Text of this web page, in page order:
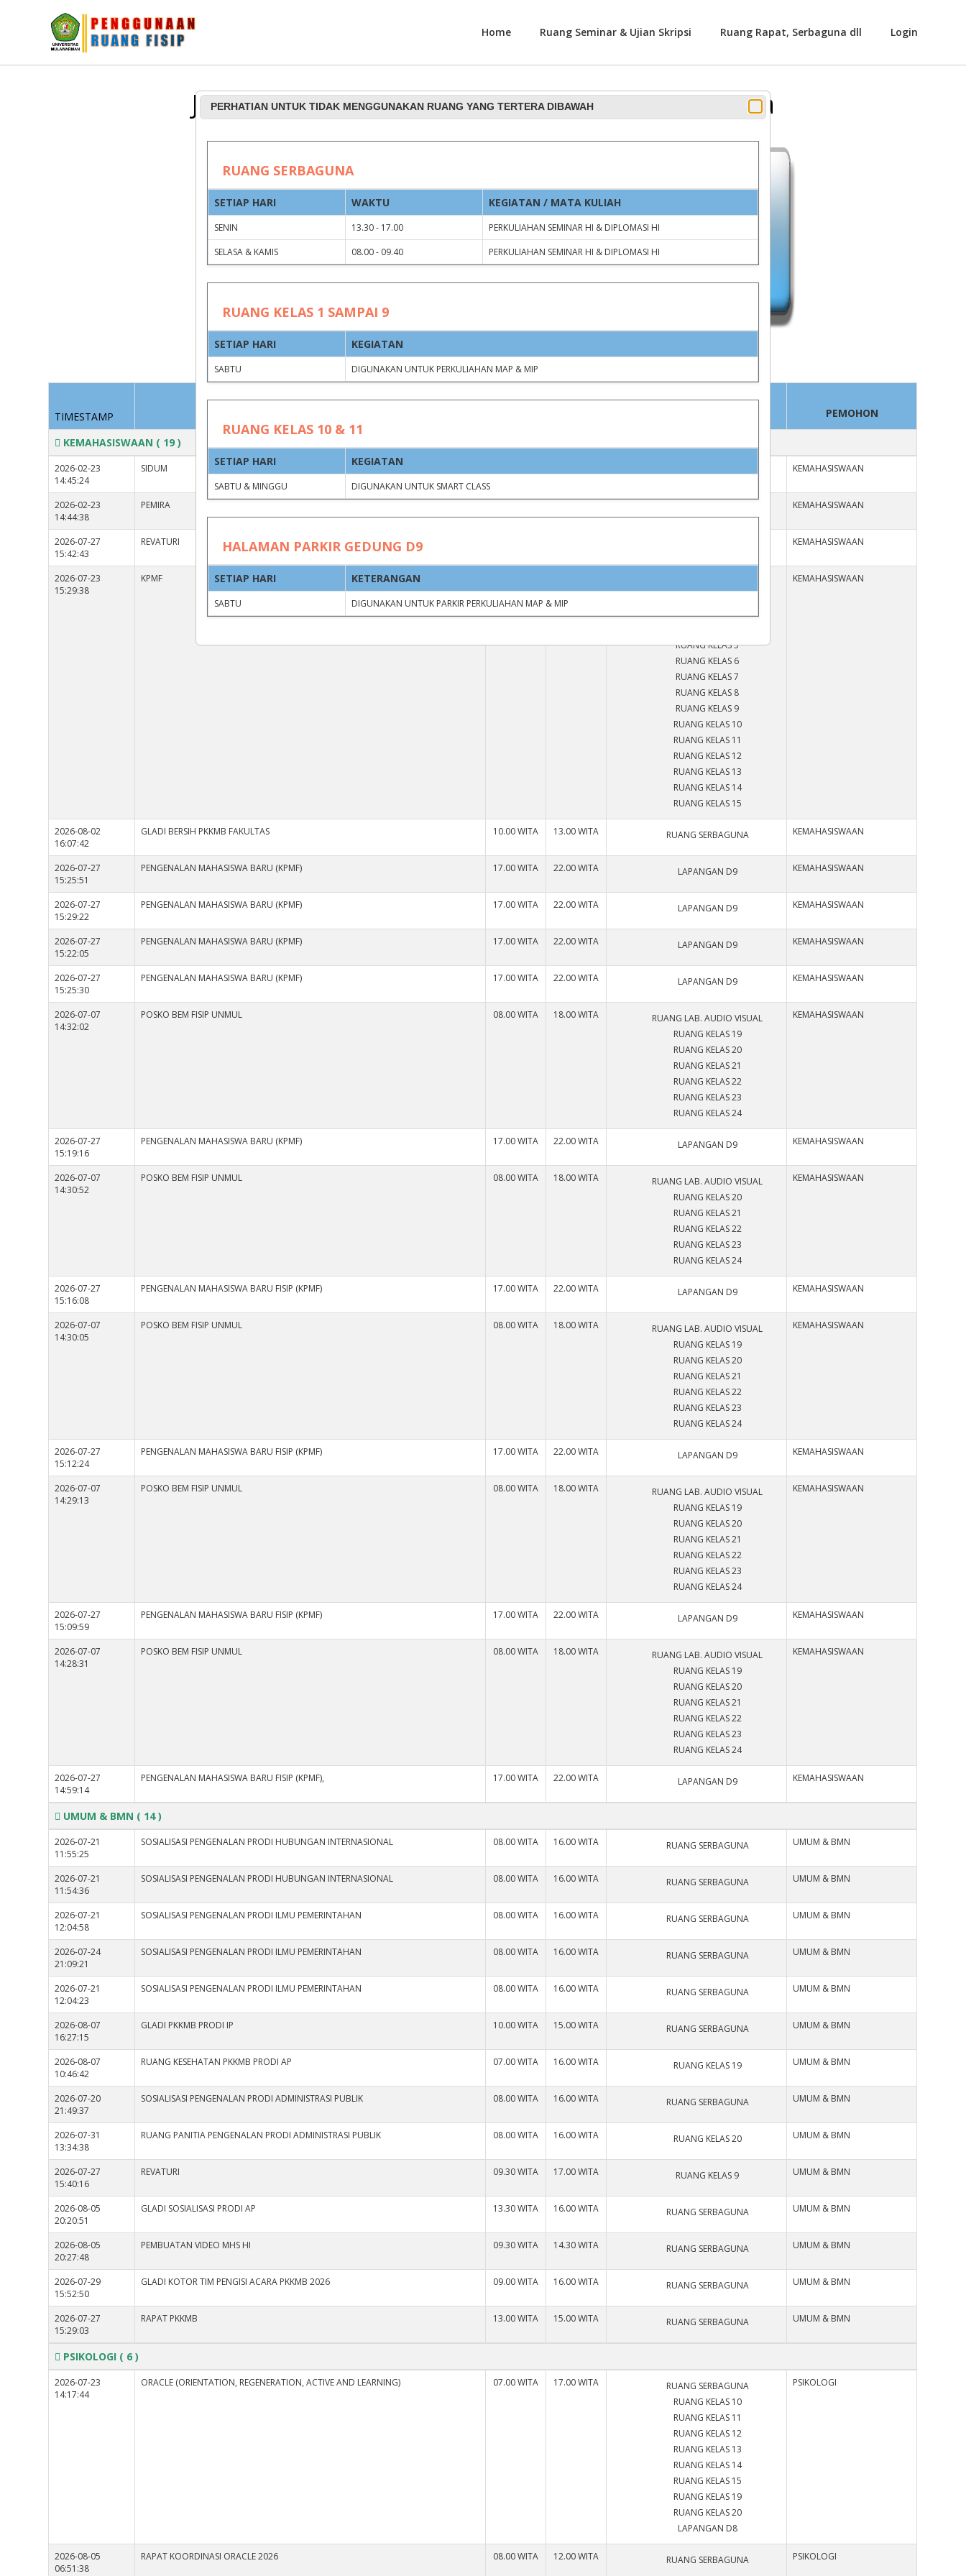
Home Ruang Seminar & Ujian Skripsi Ruang Rapat, Serbaguna dll Login
Jadwal Penggunaan Ruang Rapat dan Serbaguna
Group by Clear filters
TIMESTAMP
JAM
JAM
PEMOHON
KEMAHASISWAAN ( 19 )
2026-02-23
14:45:24
SIDUM RUANG SERBAGUNA KEMAHASISWAAN
2026-02-23
14:44:38
PEMIRA KEMAHASISWAAN
2026-07-27
15:42:43
REVATURI KEMAHASISWAAN
2026-07-23
15:29:38
KPMF
RUANG KELAS 3
RUANG KELAS 5
RUANG KELAS 6
RUANG KELAS 7
RUANG KELAS 8
RUANG KELAS 9
RUANG KELAS 10
RUANG KELAS 11
RUANG KELAS 12
RUANG KELAS 13
RUANG KELAS 14
RUANG KELAS 15
KEMAHASISWAAN
2026-08-02
16:07:42
GLADI BERSIH PKKMB FAKULTAS 10.00 WITA 13.00 WITA RUANG SERBAGUNA KEMAHASISWAAN
2026-07-27
15:25:51
PENGENALAN MAHASISWA BARU (KPMF) 17.00 WITA 22.00 WITA LAPANGAN D9 KEMAHASISWAAN
2026-07-27
15:29:22
PENGENALAN MAHASISWA BARU (KPMF) 17.00 WITA 22.00 WITA LAPANGAN D9 KEMAHASISWAAN
2026-07-27
15:22:05
PENGENALAN MAHASISWA BARU (KPMF) 17.00 WITA 22.00 WITA LAPANGAN D9 KEMAHASISWAAN
2026-07-27
15:25:30
PENGENALAN MAHASISWA BARU (KPMF) 17.00 WITA 22.00 WITA LAPANGAN D9 KEMAHASISWAAN
2026-07-07
14:32:02
POSKO BEM FISIP UNMUL 08.00 WITA 18.00 WITA
RUANG LAB. AUDIO VISUAL
RUANG KELAS 19
RUANG KELAS 20
RUANG KELAS 21
RUANG KELAS 22
RUANG KELAS 23
RUANG KELAS 24
KEMAHASISWAAN
2026-07-27
15:19:16
PENGENALAN MAHASISWA BARU (KPMF) 17.00 WITA 22.00 WITA LAPANGAN D9 KEMAHASISWAAN
2026-07-07
14:30:52
POSKO BEM FISIP UNMUL 08.00 WITA 18.00 WITA
RUANG LAB. AUDIO VISUAL
RUANG KELAS 20
RUANG KELAS 21
RUANG KELAS 22
RUANG KELAS 23
RUANG KELAS 24
KEMAHASISWAAN
2026-07-27
15:16:08
PENGENALAN MAHASISWA BARU FISIP (KPMF) 17.00 WITA 22.00 WITA LAPANGAN D9 KEMAHASISWAAN
2026-07-07
14:30:05
POSKO BEM FISIP UNMUL 08.00 WITA 18.00 WITA
RUANG LAB. AUDIO VISUAL
RUANG KELAS 19
RUANG KELAS 20
RUANG KELAS 21
RUANG KELAS 22
RUANG KELAS 23
RUANG KELAS 24
KEMAHASISWAAN
2026-07-27
15:12:24
PENGENALAN MAHASISWA BARU FISIP (KPMF) 17.00 WITA 22.00 WITA LAPANGAN D9 KEMAHASISWAAN
2026-07-07
14:29:13
POSKO BEM FISIP UNMUL 08.00 WITA 18.00 WITA
RUANG LAB. AUDIO VISUAL
RUANG KELAS 19
RUANG KELAS 20
RUANG KELAS 21
RUANG KELAS 22
RUANG KELAS 23
RUANG KELAS 24
KEMAHASISWAAN
2026-07-27
15:09:59
PENGENALAN MAHASISWA BARU FISIP (KPMF) 17.00 WITA 22.00 WITA LAPANGAN D9 KEMAHASISWAAN
2026-07-07
14:28:31
POSKO BEM FISIP UNMUL 08.00 WITA 18.00 WITA
RUANG LAB. AUDIO VISUAL
RUANG KELAS 19
RUANG KELAS 20
RUANG KELAS 21
RUANG KELAS 22
RUANG KELAS 23
RUANG KELAS 24
KEMAHASISWAAN
2026-07-27
14:59:14
PENGENALAN MAHASISWA BARU FISIP (KPMF), 17.00 WITA 22.00 WITA LAPANGAN D9 KEMAHASISWAAN
UMUM & BMN ( 14 )
2026-07-21
11:55:25
SOSIALISASI PENGENALAN PRODI HUBUNGAN INTERNASIONAL 08.00 WITA 16.00 WITA RUANG SERBAGUNA UMUM & BMN
2026-07-21
11:54:36
SOSIALISASI PENGENALAN PRODI HUBUNGAN INTERNASIONAL 08.00 WITA 16.00 WITA RUANG SERBAGUNA UMUM & BMN
2026-07-21
12:04:58
SOSIALISASI PENGENALAN PRODI ILMU PEMERINTAHAN 08.00 WITA 16.00 WITA RUANG SERBAGUNA UMUM & BMN
2026-07-24
21:09:21
SOSIALISASI PENGENALAN PRODI ILMU PEMERINTAHAN 08.00 WITA 16.00 WITA RUANG SERBAGUNA UMUM & BMN
2026-07-21
12:04:23
SOSIALISASI PENGENALAN PRODI ILMU PEMERINTAHAN 08.00 WITA 16.00 WITA RUANG SERBAGUNA UMUM & BMN
2026-08-07
16:27:15
GLADI PKKMB PRODI IP 10.00 WITA 15.00 WITA RUANG SERBAGUNA UMUM & BMN
2026-08-07
10:46:42
RUANG KESEHATAN PKKMB PRODI AP 07.00 WITA 16.00 WITA RUANG KELAS 19 UMUM & BMN
2026-07-20
21:49:37
SOSIALISASI PENGENALAN PRODI ADMINISTRASI PUBLIK 08.00 WITA 16.00 WITA RUANG SERBAGUNA UMUM & BMN
2026-07-31
13:34:38
RUANG PANITIA PENGENALAN PRODI ADMINISTRASI PUBLIK 08.00 WITA 16.00 WITA RUANG KELAS 20 UMUM & BMN
2026-07-27
15:40:16
REVATURI 09.30 WITA 17.00 WITA RUANG KELAS 9 UMUM & BMN
2026-08-05
20:20:51
GLADI SOSIALISASI PRODI AP 13.30 WITA 16.00 WITA RUANG SERBAGUNA UMUM & BMN
2026-08-05
20:27:48
PEMBUATAN VIDEO MHS HI 09.30 WITA 14.30 WITA RUANG SERBAGUNA UMUM & BMN
2026-07-29
15:52:50
GLADI KOTOR TIM PENGISI ACARA PKKMB 2026 09.00 WITA 16.00 WITA RUANG SERBAGUNA UMUM & BMN
2026-07-27
15:29:03
RAPAT PKKMB 13.00 WITA 15.00 WITA RUANG SERBAGUNA UMUM & BMN
PSIKOLOGI ( 6 )
2026-07-23
14:17:44
ORACLE (ORIENTATION, REGENERATION, ACTIVE AND LEARNING) 07.00 WITA 17.00 WITA
RUANG SERBAGUNA
RUANG KELAS 10
RUANG KELAS 11
RUANG KELAS 12
RUANG KELAS 13
RUANG KELAS 14
RUANG KELAS 15
RUANG KELAS 19
RUANG KELAS 20
LAPANGAN D8
PSIKOLOGI
2026-08-05
06:51:38
RAPAT KOORDINASI ORACLE 2026 08.00 WITA 12.00 WITA RUANG SERBAGUNA PSIKOLOGI
PERHATIAN UNTUK TIDAK MENGGUNAKAN RUANG YANG TERTERA DIBAWAH
RUANG SERBAGUNA
SETIAP HARI WAKTU KEGIATAN / MATA KULIAH
SENIN 13.30 - 17.00
PERKULIAHAN SEMINAR HI & DIPLOMASI HI
SELASA & KAMIS
08.00 - 09.40 PERKULIAHAN SEMINAR HI & DIPLOMASI HI
RUANG KELAS 1 SAMPAI 9
SETIAP HARI KEGIATAN
SABTU DIGUNAKAN UNTUK PERKULIAHAN MAP & MIP
RUANG KELAS 10 & 11
SETIAP HARI KEGIATAN
SABTU & MINGGU DIGUNAKAN UNTUK SMART CLASS
HALAMAN PARKIR GEDUNG D9
SETIAP HARI KETERANGAN
SABTU DIGUNAKAN UNTUK PARKIR PERKULIAHAN MAP & MIP